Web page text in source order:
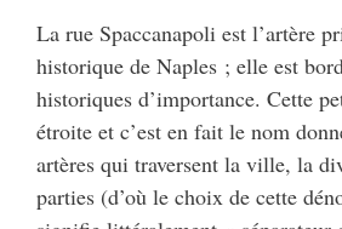
La rue Spaccanapoli est l’artère
historique de Naples ; elle est
historiques d’importance. Cette
étroite et c’est en fait le nom
artères qui traversent la ville, la
parties (d’où le choix de cette